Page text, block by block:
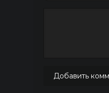
Добавить